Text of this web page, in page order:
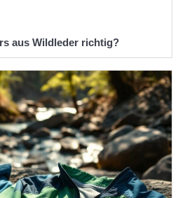
aus Wildleder richtig?